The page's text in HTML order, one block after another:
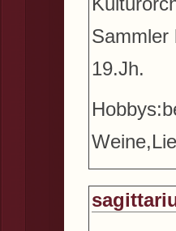
Sammler
19.Jh.